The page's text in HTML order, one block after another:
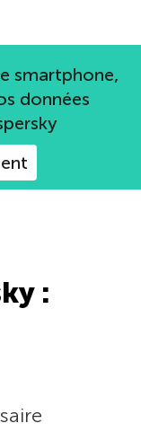
smartphone,
données
: